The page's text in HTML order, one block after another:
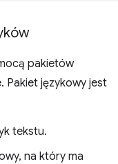
pakietów
Pakiet językowy jest
tekstu.
na który ma